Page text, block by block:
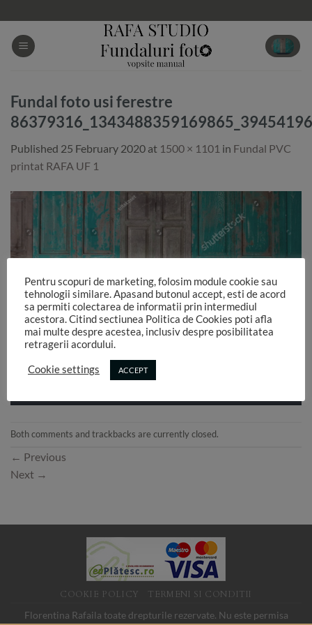
to
content
Fundal foto usi ferestre
Published 25 February 2020 at 1500 × 1101 in Fundal PVC
printat RAFA UF 1
Both comments and trackbacks are currently closed.
← Previous
Next →
COOKIE POLICY TERMENI SI CONDITII
Florentina Rafaila toate drepturile rezervate. Nu este permisa
Pentru scopuri de marketing, folosim module cookie sau
tehnologii similare. Apasand butonul accept, esti de acord
sa permiti colectarea de informatii prin intermediul
acestora. Citind sectiunea Politica de Cookies poti afla
mai multe despre acestea, inclusiv despre posibilitatea
retragerii acordului.
Cookie settings ACCEPT